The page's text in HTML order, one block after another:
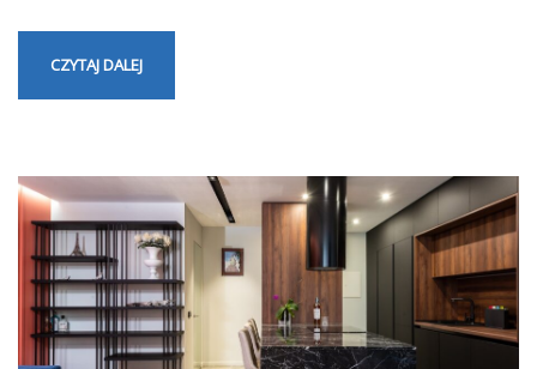
CZYTAJ DALEJ